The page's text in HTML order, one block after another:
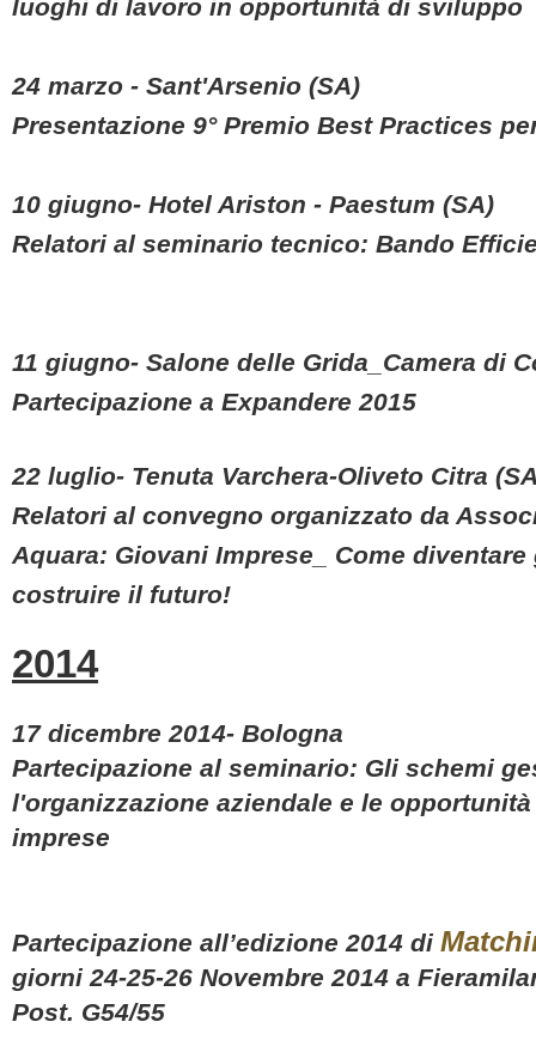
luoghi di lavoro in opportunità di sviluppo
24 marzo - Sant'Arsenio (SA)
Presentazione 9° Premio Best Practices
10 giugno- Hotel Ariston - Paestum (SA)
Relatori al seminario tecnico: Bando
11 giugno- Salone delle Grida_Camera di
Partecipazione a Expandere 2015
22 luglio- Tenuta Varchera-Oliveto Citra
Relatori al convegno organizzato da
Aquara: Giovani Imprese_ Come
costruire il futuro!
2014
17 dicembre 2014- Bologna
Partecipazione al seminario: Gli schemi
l'organizzazione aziendale e le
imprese
Partecipazione all’edizione 2014 di
giorni 24-25-26 Novembre 2014 a
Post. G54/55